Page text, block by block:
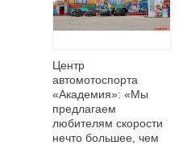
Центр
автомотоспорта
«Академия»: «Мы
предлагаем
любителям скорости
нечто большее, чем